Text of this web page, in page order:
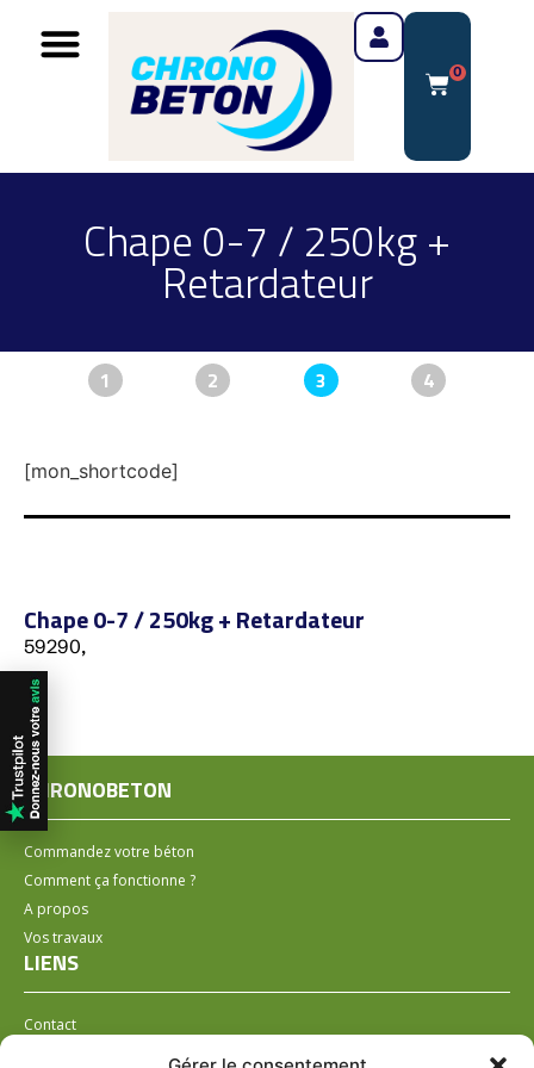
0
Chape 0-7 / 250kg +
Retardateur
1 2 3 4
[mon_shortcode]
Chape 0-7 / 250kg + Retardateur
59290,
CHRONOBETON
Commandez votre béton
Comment ça fonctionne ?
A propos
Vos travaux
LIENS
Contact